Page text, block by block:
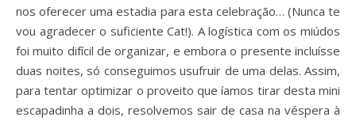
nos oferecer uma estadia para esta celebração… (Nunca te
vou agradecer o suficiente Cat!). A logística com os miúdos
foi muito difícil de organizar, e embora o presente incluísse
duas noites, só conseguimos usufruir de uma delas. Assim,
para tentar optimizar o proveito que íamos tirar desta mini
escapadinha a dois, resolvemos sair de casa na véspera à